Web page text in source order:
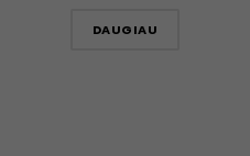
DAUGIAU